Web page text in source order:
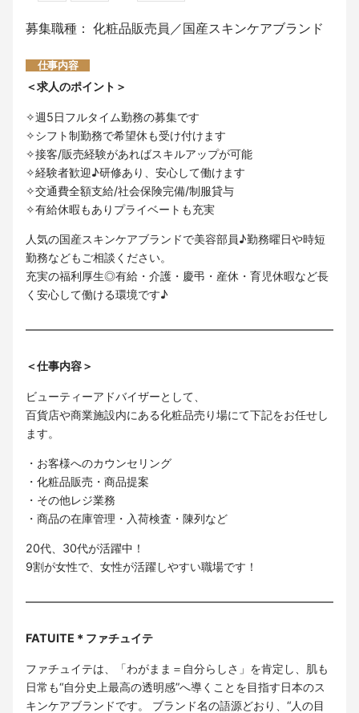
募集職種： 化粧品販売員／国産スキンケアブランド
仕事内容
＜求人のポイント＞
✧週5日フルタイム勤務の募集です
✧シフト制勤務で希望休も受け付けます
✧接客/販売経験があればスキルアップが可能
✧経験者歓迎♪研修あり、安心して働けます
✧交通費全額支給/社会保険完備/制服貸与
✧有給休暇もありプライベートも充実
人気の国産スキンケアブランドで美容部員♪勤務曜日や時短
勤務などもご相談ください。
充実の福利厚生◎有給・介護・慶弔・産休・育児休暇など長
く安心して働ける環境です♪
＜仕事内容＞
ビューティーアドバイザーとして、
百貨店や商業施設内にある化粧品売り場にて下記をお任せし
ます。
・お客様へのカウンセリング
・化粧品販売・商品提案
・その他レジ業務
・商品の在庫管理・入荷検査・陳列など
20代、30代が活躍中！
9割が女性で、女性が活躍しやすい職場です！
FATUITE＊ファチュイテ
ファチュイテは、「わがまま＝自分らしさ」を肯定し、肌も
日常も“自分史上最高の透明感”へ導くことを目指す日本のス
キンケアブランドです。 ブランド名の語源どおり、“人の目